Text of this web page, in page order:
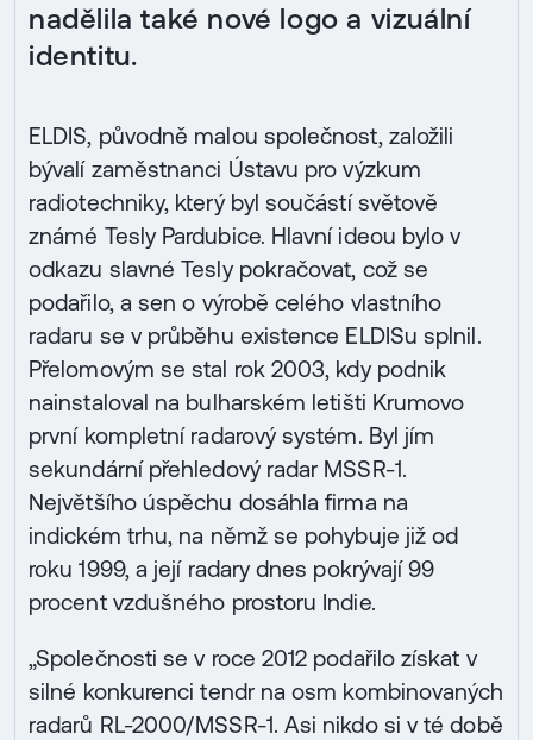
nadělila také nové logo a vizuální
identitu.
ELDIS, původně malou společnost, založili
bývalí zaměstnanci Ústavu pro výzkum
radiotechniky, který byl součástí světově
známé Tesly Pardubice. Hlavní ideou bylo v
odkazu slavné Tesly pokračovat, což se
podařilo, a sen o výrobě celého vlastního
radaru se v průběhu existence ELDISu splnil.
Přelomovým se stal rok 2003, kdy podnik
nainstaloval na bulharském letišti Krumovo
první kompletní radarový systém. Byl jím
sekundární přehledový radar MSSR-1.
Největšího úspěchu dosáhla firma na
indickém trhu, na němž se pohybuje již od
roku 1999, a její radary dnes pokrývají 99
procent vzdušného prostoru Indie.
„Společnosti se v roce 2012 podařilo získat v
silné konkurenci tendr na osm kombinovaných
radarů RL-2000/MSSR-1. Asi nikdo si v té době